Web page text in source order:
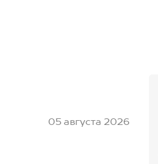
05 августа 2026